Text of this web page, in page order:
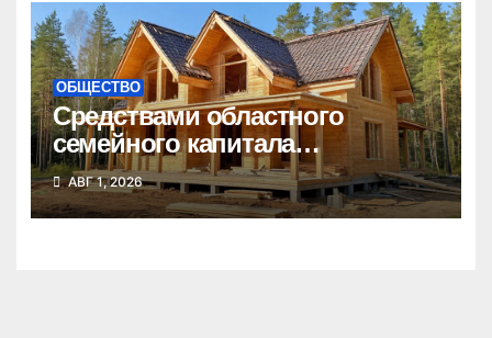
ОБЩЕСТВО
Средствами областного
семейного капитала
воспользовались почти 50
тысяч семей
АВГ 1, 2026